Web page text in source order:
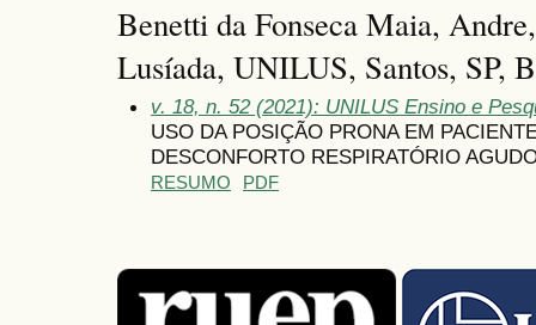
Benetti da Fonseca Maia,
Lusíada, UNILUS, Santos, SP,
v. 18, n. 52 (2021): UNILUS Ensino e
USO DA POSIÇÃO PRONA EM
DESCONFORTO RESPIRATÓRIO
RESUMO PDF